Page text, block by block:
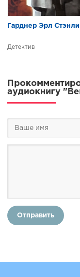
Гарднер Эрл
Детектив
аудиокнигу
Отправить